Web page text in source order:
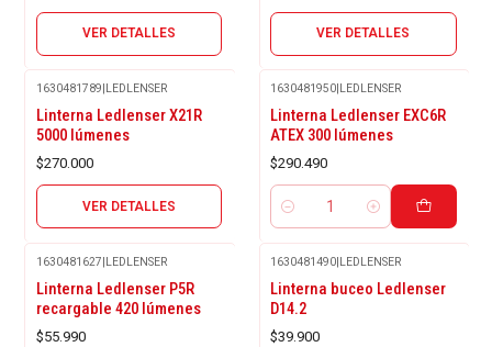
VER DETALLES VER DETALLES
1630481789 LEDLENSER
Linterna Ledlenser X21R
5000 lúmenes
$270.000
VER DETALLES
1630481950 LEDLENSER
Linterna Ledlenser EXC6R
ATEX 300 lúmenes
$290.490
Cantidad
1630481627|LEDLENSER
Linterna Ledlenser P5R
recargable 420 lúmenes
$55.990
1630481490|LEDLENSER
Linterna buceo Ledlenser
D14.2
$39.900